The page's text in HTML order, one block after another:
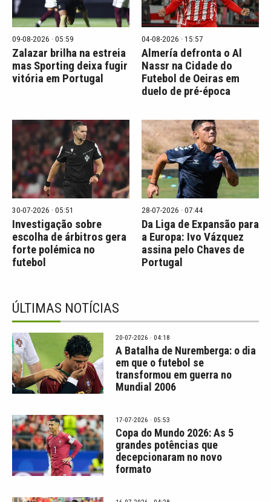
09-08-2026 · 05:59
Zalazar brilha na estreia
mas Sporting deixa fugir
vitória em Portugal
04-08-2026 · 15:57
Almería defronta o Al
Nassr na Cidade do
Futebol de Oeiras em
duelo de pré-época
30-07-2026 · 05:51
Investigação sobre
escolha de árbitros gera
forte polémica no
futebol
28-07-2026 · 07:44
Da Liga de Expansão para
a Europa: Ivo Vázquez
assina pelo Chaves de
Portugal
ÚLTIMAS NOTÍCIAS
20-07-2026 · 04:18
A Batalha de Nuremberga: o dia
em que o futebol se
transformou em guerra no
Mundial 2006
17-07-2026 · 05:53
Copa do Mundo 2026: As 5
grandes potências que
decepcionaram no novo
formato